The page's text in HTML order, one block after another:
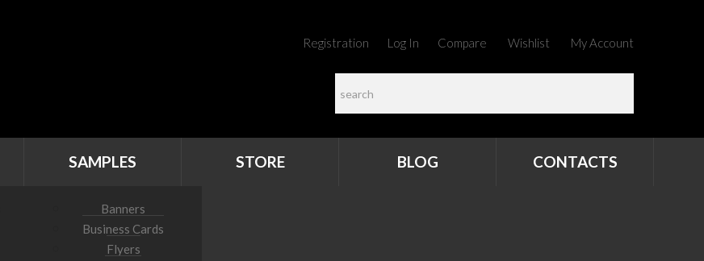
Registration Log In Compare Wishlist My Account
SAMPLES
Banners
Business Cards
Flyers
STORE BLOG CONTACTS